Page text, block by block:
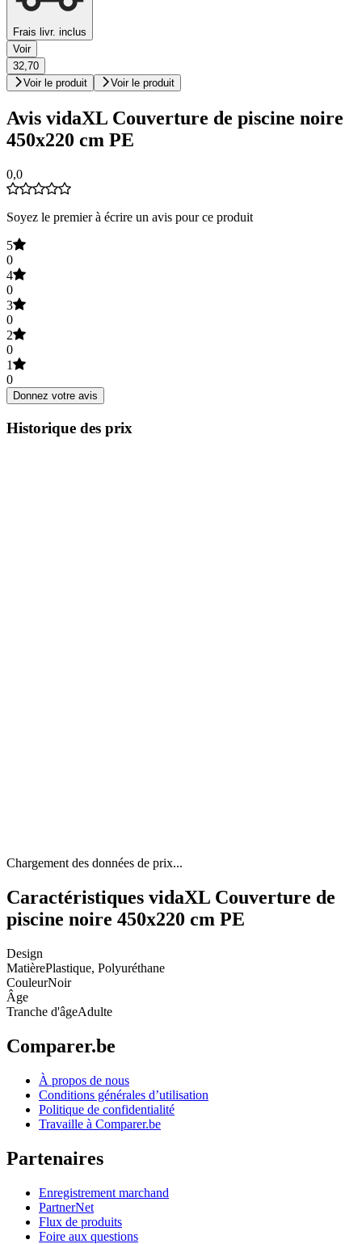
Frais livr. inclus
Voir
32,70
Voir le produit
Voir le produit
Avis vidaXL Couverture de piscine noire
450x220 cm PE
0,0
Soyez le premier à écrire un avis pour ce produit
5
0
4
0
3
0
2
0
1
0
Donnez votre avis
Historique des prix
Chargement des données de prix...
Caractéristiques vidaXL Couverture de
piscine noire 450x220 cm PE
Design
MatièrePlastique, Polyuréthane
CouleurNoir
Âge
Tranche d'âgeAdulte
Comparer.be
À propos de nous
Conditions générales d’utilisation
Politique de confidentialité
Travaille à Comparer.be
Partenaires
Enregistrement marchand
PartnerNet
Flux de produits
Foire aux questions